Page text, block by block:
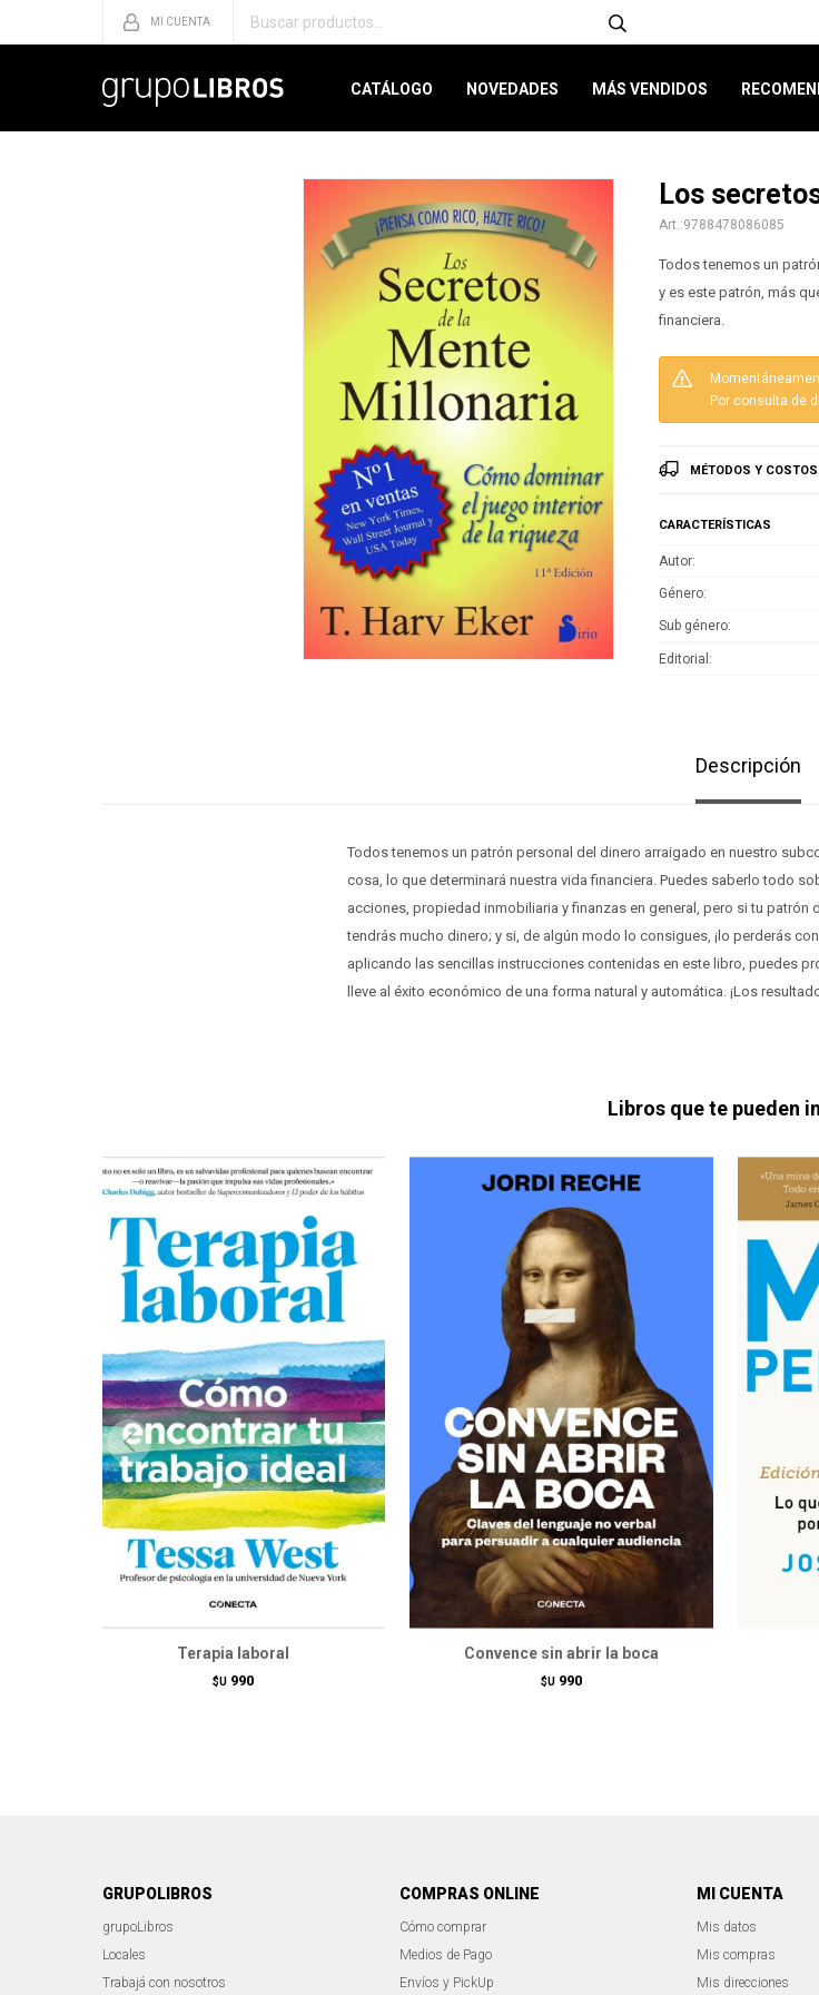
CATÁLOGO NOVEDADES MÁS VENDIDOS
Los
9788478086085
Todos tenemos un
y es este patrón, más
financiera.
Por consulta de
MÉTODOS Y COSTOS
CARACTERÍSTICAS
Autor
Género
Sub género
Editorial
Descripción
Todos tenemos un patrón personal del dinero arraigado en nuestro
cosa, lo que determinará nuestra vida financiera. Puedes saberlo todo
acciones, propiedad inmobiliaria y finanzas en general, pero si tu patrón
tendrás mucho dinero; y si, de algún modo lo consigues, ¡lo perderás
aplicando las sencillas instrucciones contenidas en este libro, puedes
lleve al éxito económico de una forma natural y automática. ¡Los
Libros que te pueden
Terapia laboral
$U 990
Convence sin abrir la boca
$U 990
GRUPOLIBROS
grupoLibros
Locales
Trabajá con nosotros
COMPRAS ONLINE
Cómo comprar
Medios de Pago
Envíos y PickUp
MI CUENTA
Mis datos
Mis compras
Mis direcciones